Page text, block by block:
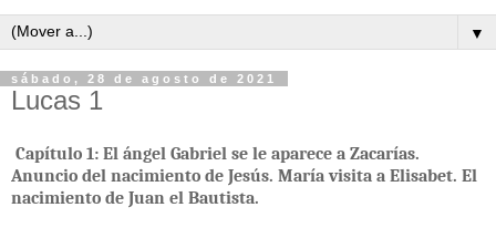
▼
sábado, 28 de agosto de 2021
Lucas 1
Capítulo 1: El ángel Gabriel se le aparece a Zacarías.
Anuncio del nacimiento de Jesús. María visita a Elisabet. El
nacimiento de Juan el Bautista.